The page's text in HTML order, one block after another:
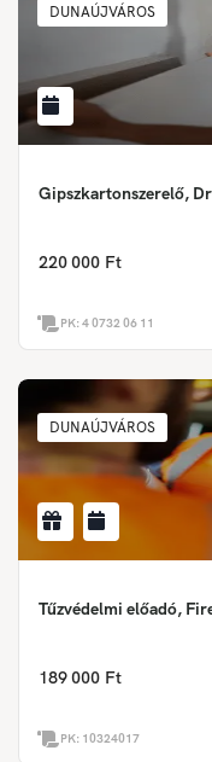
DUNAÚJVÁROS
Gipszkartonszerelő,
220 000 Ft
PK:4 0732 06 11
DUNAÚJVÁROS
Tűzvédelmi előadó,
189 000 Ft
PK: 10324017